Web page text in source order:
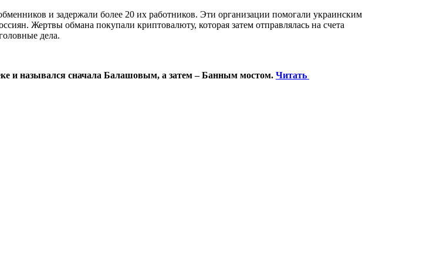
и задержали более 20 их работников. Эти организации помогали украинским
Жертвы обмана покупали криптовалюту, которая затем отправлялась на счета
дела.
и назывался сначала Балашовым, а затем – Банным мостом. Читать